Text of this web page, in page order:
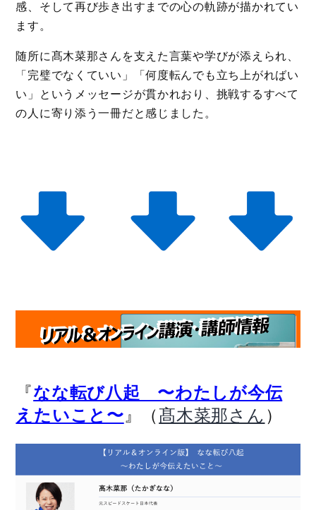
感、そして再び歩き出すまでの心の軌跡が描かれてい
ます。
随所に髙木菜那さんを支えた言葉や学びが添えられ、
「完璧でなくていい」「何度転んでも立ち上がればい
い」というメッセージが貫かれおり、挑戦するすべて
の人に寄り添う一冊だと感じました。
『なな転び八起 〜わたしが今伝
えたいこと〜』（髙木菜那さん ）